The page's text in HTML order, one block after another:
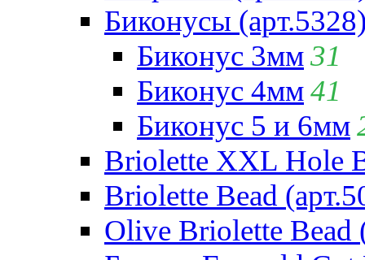
Биконусы
Биконус 3мм31
Биконус 4мм41
Биконус 5 и 6мм
Briolette XXL Hole
Briolette Bead
Olive Briolette Bead